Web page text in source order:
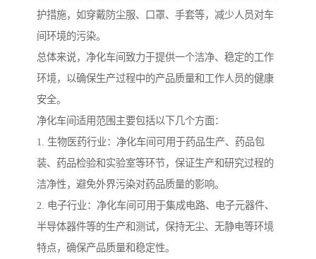
护措施，如穿戴防尘服、口罩、手套等，减少人员对车
间环境的污染。
总体来说，净化车间致力于提供一个洁净、稳定的工作
环境，以确保生产过程中的产品质量和工作人员的健康
安全。
净化车间适用范围主要包括以下几个方面：
1. 生物医药行业：净化车间可用于药品生产、药品包
装、药品检验和实验室等环节，保证生产和研究过程的
洁净性，避免外界污染对药品质量的影响。
2. 电子行业：净化车间可用于集成电路、电子元器件、
半导体器件等的生产和测试，保持无尘、无静电等环境
特点，确保产品质量和稳定性。